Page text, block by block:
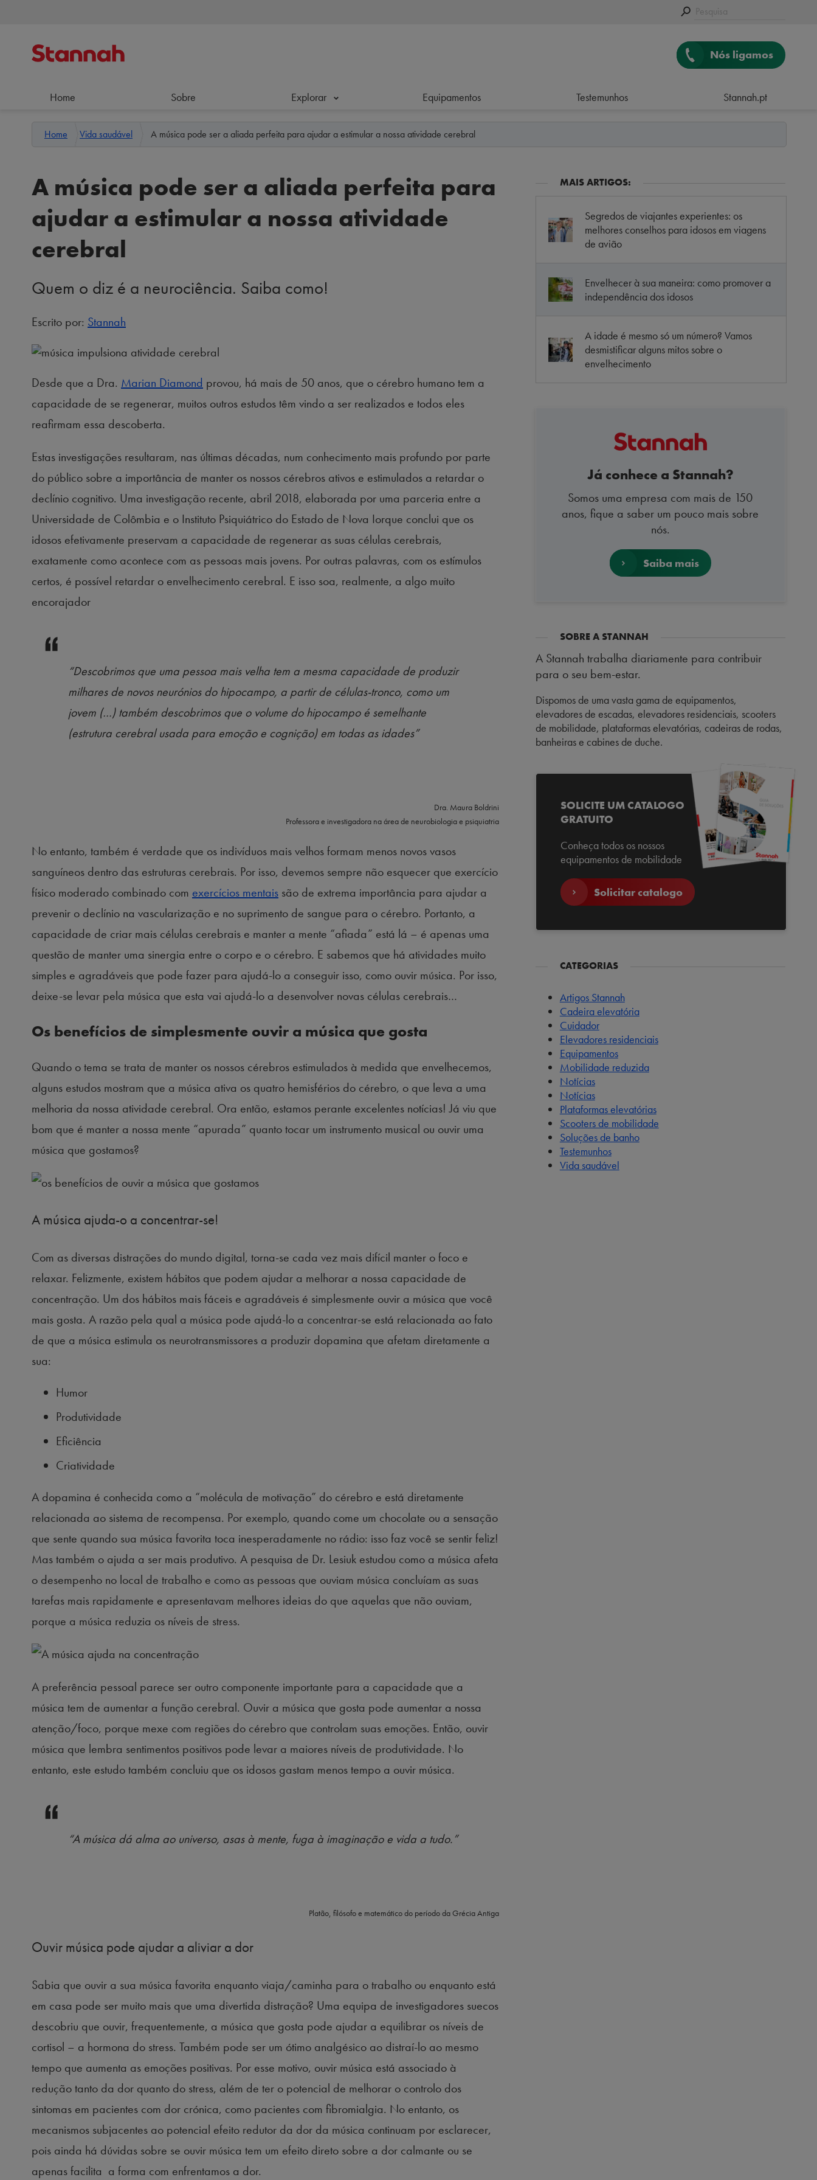
Nós ligamos
Home Sobre Explorar Equipamentos Testemunhos Stannah.pt
Home Vida saudável A música pode ser a aliada perfeita para ajudar a estimular a nossa atividade cerebral
A música pode ser a aliada perfeita para
ajudar a estimular a nossa atividade
cerebral
Quem o diz é a neurociência. Saiba como!
Escrito por: Stannah
Desde que a Dra. Marian Diamond provou, há mais de 50 anos, que o cérebro humano tem a
capacidade de se regenerar, muitos outros estudos têm vindo a ser realizados e todos eles
reafirmam essa descoberta.
Estas investigações resultaram, nas últimas décadas, num conhecimento mais profundo por parte
do público sobre a importância de manter os nossos cérebros ativos e estimulados a retardar o
declínio cognitivo. Uma investigação recente, abril 2018, elaborada por uma parceria entre a
Universidade de Colômbia e o Instituto Psiquiátrico do Estado de Nova Iorque conclui que os
idosos efetivamente preservam a capacidade de regenerar as suas células cerebrais,
exatamente como acontece com as pessoas mais jovens. Por outras palavras, com os estímulos
certos, é possível retardar o envelhecimento cerebral. E isso soa, realmente, a algo muito
encorajador
“Descobrimos que uma pessoa mais velha tem a mesma capacidade de produzir
milhares de novos neurónios do hipocampo, a partir de células-tronco, como um
jovem (…) também descobrimos que o volume do hipocampo é semelhante
(estrutura cerebral usada para emoção e cognição) em todas as idades”
Dra. Maura Boldrini
Professora e investigadora na área de neurobiologia e psiquiatria
No entanto, também é verdade que os indivíduos mais velhos formam menos novos vasos
sanguíneos dentro das estruturas cerebrais. Por isso, devemos sempre não esquecer que exercício
físico moderado combinado com exercícios mentais são de extrema importância para ajudar a
prevenir o declínio na vascularização e no suprimento de sangue para o cérebro. Portanto, a
capacidade de criar mais células cerebrais e manter a mente “afiada” está lá – é apenas uma
questão de manter uma sinergia entre o corpo e o cérebro. E sabemos que há atividades muito
simples e agradáveis que pode fazer para ajudá-lo a conseguir isso, como ouvir música. Por isso,
deixe-se levar pela música que esta vai ajudá-lo a desenvolver novas células cerebrais…
Os benefícios de simplesmente ouvir a música que gosta
Quando o tema se trata de manter os nossos cérebros estimulados à medida que envelhecemos,
alguns estudos mostram que a música ativa os quatro hemisférios do cérebro, o que leva a uma
melhoria da nossa atividade cerebral. Ora então, estamos perante excelentes notícias! Já viu que
bom que é manter a nossa mente “apurada” quanto tocar um instrumento musical ou ouvir uma
música que gostamos?
A música ajuda-o a concentrar-se!
Com as diversas distrações do mundo digital, torna-se cada vez mais difícil manter o foco e
relaxar. Felizmente, existem hábitos que podem ajudar a melhorar a nossa capacidade de
concentração. Um dos hábitos mais fáceis e agradáveis é simplesmente ouvir a música que você
mais gosta. A razão pela qual a música pode ajudá-lo a concentrar-se está relacionada ao fato
de que a música estimula os neurotransmissores a produzir dopamina que afetam diretamente a
sua:
Humor
Produtividade
Eficiência
Criatividade
A dopamina é conhecida como a “molécula de motivação” do cérebro e está diretamente
relacionada ao sistema de recompensa. Por exemplo, quando come um chocolate ou a sensação
que sente quando sua música favorita toca inesperadamente no rádio: isso faz você se sentir feliz!
Mas também o ajuda a ser mais produtivo. A pesquisa de Dr. Lesiuk estudou como a música afeta
o desempenho no local de trabalho e como as pessoas que ouviam música concluíam as suas
tarefas mais rapidamente e apresentavam melhores ideias do que aquelas que não ouviam,
porque a música reduzia os níveis de stress.
A preferência pessoal parece ser outro componente importante para a capacidade que a
música tem de aumentar a função cerebral. Ouvir a música que gosta pode aumentar a nossa
atenção/foco, porque mexe com regiões do cérebro que controlam suas emoções. Então, ouvir
música que lembra sentimentos positivos pode levar a maiores níveis de produtividade. No
entanto, este estudo também concluiu que os idosos gastam menos tempo a ouvir música.
“A música dá alma ao universo, asas à mente, fuga à imaginação e vida a tudo.”
Platão, filósofo e matemático do período da Grécia Antiga
Ouvir música pode ajudar a aliviar a dor
Sabia que ouvir a sua música favorita enquanto viaja/caminha para o trabalho ou enquanto está
em casa pode ser muito mais que uma divertida distração? Uma equipa de investigadores suecos
descobriu que ouvir, frequentemente, a música que gosta pode ajudar a equilibrar os níveis de
cortisol – a hormona do stress. Também pode ser um ótimo analgésico ao distraí-lo ao mesmo
tempo que aumenta as emoções positivas. Por esse motivo, ouvir música está associado à
redução tanto da dor quanto do stress, além de ter o potencial de melhorar o controlo dos
sintomas em pacientes com dor crónica, como pacientes com fibromialgia. No entanto, os
mecanismos subjacentes ao potencial efeito redutor da dor da música continuam por esclarecer,
pois ainda há dúvidas sobre se ouvir música tem um efeito direto sobre a dor calmante ou se
apenas facilita a forma com enfrentamos a dor.
MAIS ARTIGOS:
Segredos de viajantes experientes: os
melhores conselhos para idosos em viagens
de avião
Envelhecer à sua maneira: como promover a
independência dos idosos
A idade é mesmo só um número? Vamos
desmistificar alguns mitos sobre o
envelhecimento
Já conhece a Stannah?
Somos uma empresa com mais de 150
anos, fique a saber um pouco mais sobre
nós.
Saiba mais
SOBRE A STANNAH
A Stannah trabalha diariamente para contribuir
para o seu bem-estar.
Dispomos de uma vasta gama de equipamentos,
elevadores de escadas, elevadores residenciais, scooters
de mobilidade, plataformas elevatórias, cadeiras de rodas,
banheiras e cabines de duche.
SOLICITE UM CATALOGO
GRATUITO
Conheça todos os nossos
equipamentos de mobilidade
Solicitar catalogo
CATEGORIAS
Artigos Stannah
Cadeira elevatória
Cuidador
Elevadores residenciais
Equipamentos
Mobilidade reduzida
Notícias
Notícias
Plataformas elevatórias
Scooters de mobilidade
Soluções de banho
Testemunhos
Vida saudável